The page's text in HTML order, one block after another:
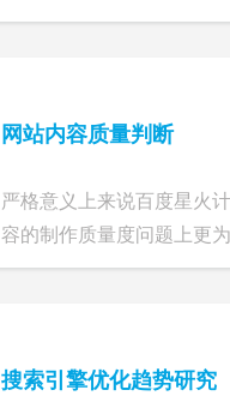
网站内容质量判断
严格意义上来说百度星火
容的制作质量度问题上更
搜索引擎优化趋势研究